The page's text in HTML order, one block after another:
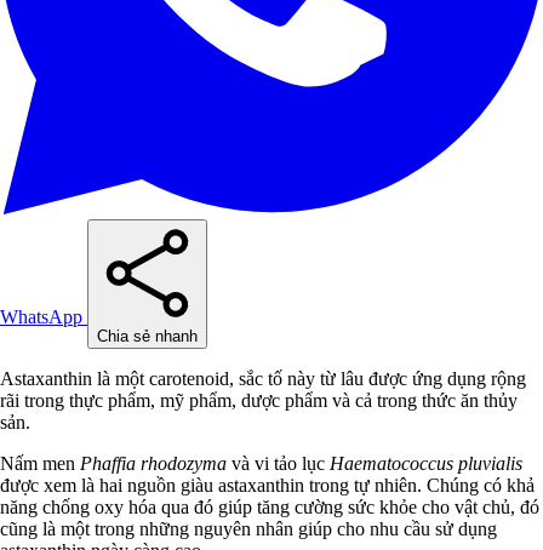
WhatsApp
Chia sẻ nhanh
Astaxanthin là một carotenoid, sắc tố này từ lâu được ứng dụng rộng
rãi trong thực phẩm, mỹ phẩm, dược phẩm và cả trong thức ăn thủy
sản.
Nấm men Phaffia rhodozyma và vi tảo lục Haematococcus pluvialis
được xem là hai nguồn giàu astaxanthin trong tự nhiên. Chúng có khả
năng chống oxy hóa qua đó giúp tăng cường sức khỏe cho vật chủ, đó
cũng là một trong những nguyên nhân giúp cho nhu cầu sử dụng